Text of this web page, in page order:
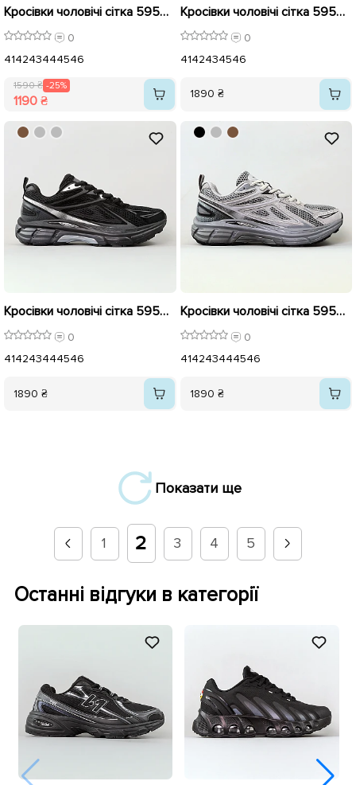
Кросівки чоловічі сітка 595408 Бежеві розпродаж
0
414243444546
1590 ₴ -25%
1190 ₴
Кросівки чоловічі сітка 595636 Сірі з білим
0
4142434546
1890 ₴
Кросівки чоловічі сітка 595634 Чорні
0
414243444546
1890 ₴
Кросівки чоловічі сітка 595635 Сірі
0
414243444546
1890 ₴
Показати ще
1 2 3 4 5
Останні відгуки в категорії